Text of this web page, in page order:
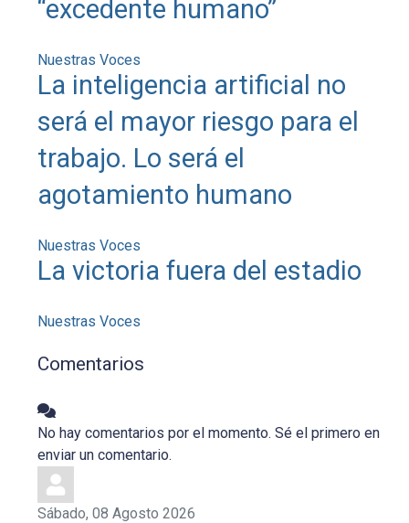
“excedente humano”
Nuestras Voces
La inteligencia artificial no
será el mayor riesgo para el
trabajo. Lo será el
agotamiento humano
Nuestras Voces
La victoria fuera del estadio
Nuestras Voces
Comentarios
No hay comentarios por el momento. Sé el primero en
enviar un comentario.
Sábado, 08 Agosto 2026